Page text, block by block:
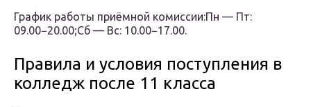
График работы приёмной комиссии:Пн — Пт:
09.00−20.00;Сб — Вс: 10.00−17.00.
Правила и условия поступления в
колледж после 11 класса